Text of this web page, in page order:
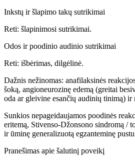
Inkstų ir šlapimo takų sutrikimai
Reti: šlapinimosi sutrikimai.
Odos ir poodinio audinio sutrikimai
Reti: išbėrimas, dilgėlinė.
Dažnis nežinomas: anafilaksinės
šoką, angioneurozinę edemą (greitai
oda ar gleivine esančių audinių tinimą) ir
Sunkios nepageidaujamos poodinės
eritemą, Stivenso-Džonsono sindromą /
ir ūminę generalizuotą egzanteminę
Pranešimas apie šalutinį poveikį